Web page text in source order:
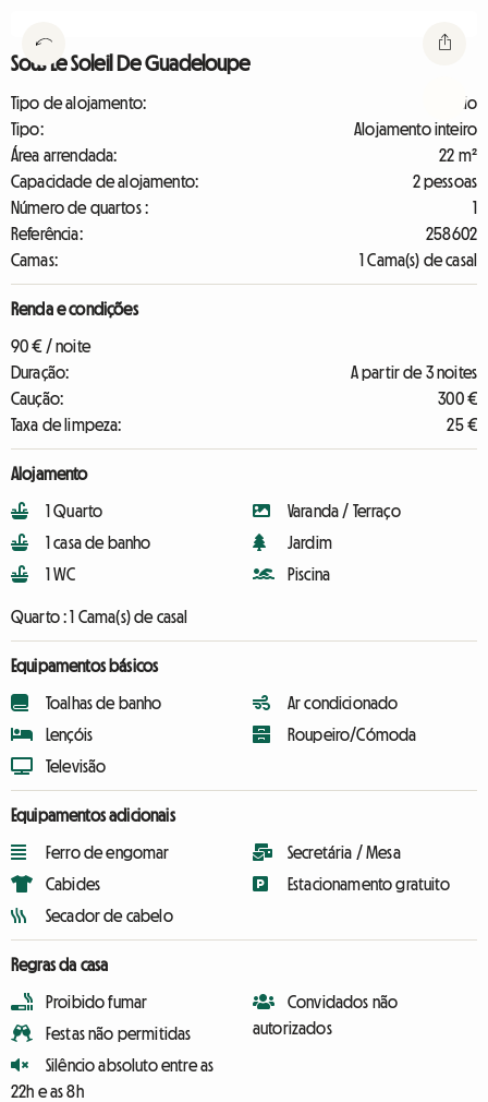
Sous Le Soleil De Guadeloupe
Tipo de alojamento:
Estúdio
Tipo:
Alojamento inteiro
Área arrendada:
22 m²
Capacidade de alojamento:
2 pessoas
Número de quartos :
1
Referência:
258602
Camas:
1 Cama(s) de casal
Renda e condições
90 € / noite
Duração:
A partir de 3 noites
Caução:
300 €
Taxa de limpeza:
25 €
Alojamento
1 Quarto
1 casa de banho
1 WC
Varanda / Terraço
Jardim
Piscina
Quarto :1 Cama(s) de casal
Equipamentos básicos
Toalhas de banho
Lençóis
Televisão
Ar condicionado
Roupeiro/Cómoda
Equipamentos adicionais
Ferro de engomar
Cabides
Secador de cabelo
Secretária / Mesa
Estacionamento gratuito
Regras da casa
Proibido fumar
Festas não permitidas
Silêncio absoluto entre as
22h e as 8h
Convidados não
autorizados